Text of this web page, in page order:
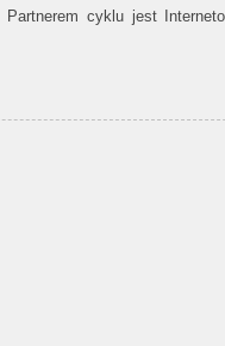
cyklu jest